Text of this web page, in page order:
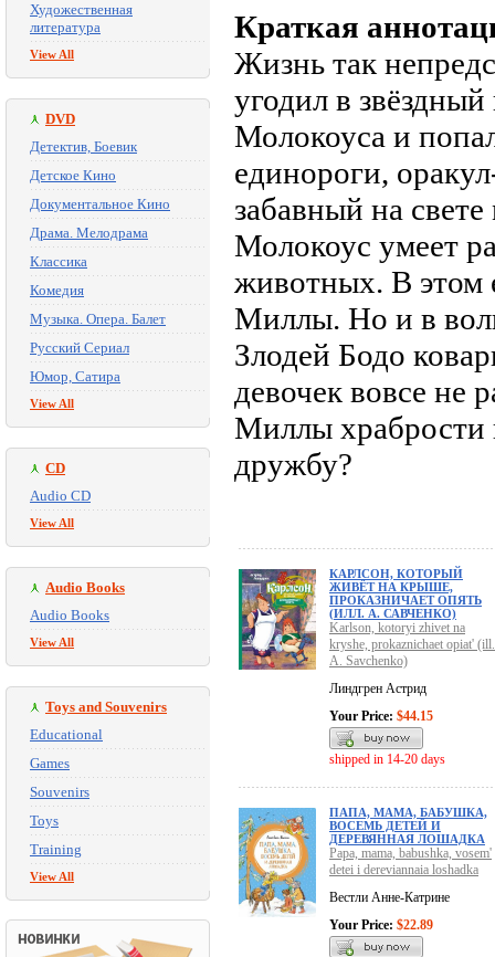
Художественная
литература
View All
DVD
Детектив, Боевик
Детское Кино
Документальное Кино
Драма. Мелодрама
Классика
Комедия
Музыка. Опера. Балет
Русский Сериал
Юмор, Сатира
View All
CD
Audio CD
View All
Audio Books
Audio Books
View All
Toys and Souvenirs
Educational
Games
Souvenirs
Toys
Training
View All
Краткая
Жизнь так
угодил в
Молокоуса и
единороги,
забавный на
Молокоус умеет
животных. В этом
Миллы. Но и в
Злодей Бодо
девочек вовсе не
Миллы храбрости
дружбу?
КАРЛСОН, КОТОРЫЙ
ЖИВЁТ НА КРЫШЕ,
ПРОКАЗНИЧАЕТ ОПЯТЬ
(ИЛЛ. А. САВЧЕНКО)
Karlson, kotoryi zhivet na
kryshe, prokaznichaet opiat' (ill.
A. Savchenko)
Линдгрен Астрид
Your Price: $44.15
shipped in 14-20 days
ПАПА, МАМА, БАБУШКА,
ВОСЕМЬ ДЕТЕЙ И
ДЕРЕВЯННАЯ ЛОШАДКА
Papa, mama, babushka, vosem'
detei i dereviannaia loshadka
Вестли Анне-Катрине
Your Price: $22.89